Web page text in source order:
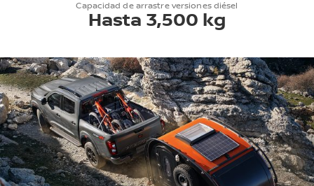
Capacidad de arrastre versiones diésel
Hasta 3,500 kg